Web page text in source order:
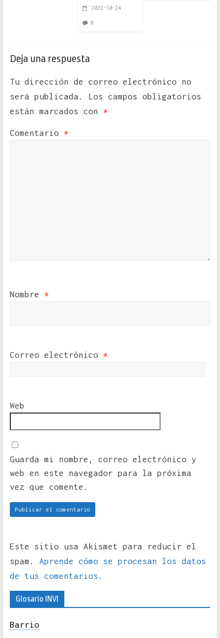
2022-10-24
0
Deja una respuesta
Tu dirección de correo electrónico no
será publicada.
Los campos obligatorios
están marcados con *
Comentario *
Nombre *
Correo electrónico *
Web
Guarda mi nombre, correo electrónico y
web en este navegador para la próxima
vez que comente.
Este sitio usa Akismet para reducir el
spam. Aprende cómo se procesan los datos
de tus comentarios.
Glosario INVI
Barrio